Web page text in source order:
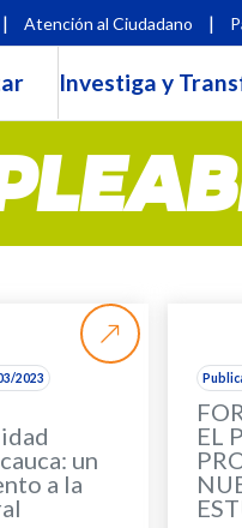
| Atención al Ciudadano |
Investiga y
2023
un
a la
EL